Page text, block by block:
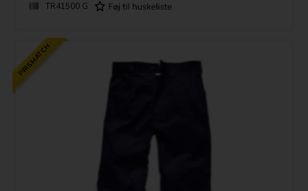
TR41500 G
PRISMATCH